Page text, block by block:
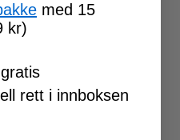
med 15
kr)
rett i innboksen